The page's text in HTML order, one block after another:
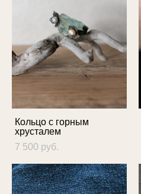
Кольцо с горным
хрусталем
7 500 pуб.